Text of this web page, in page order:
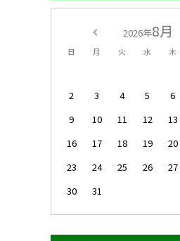
2026年8月
日 月 火 水 木
2
3 4 5 6
9
10 11 12 13
16
17 18 19 20
23
24 25 26 27
30
31